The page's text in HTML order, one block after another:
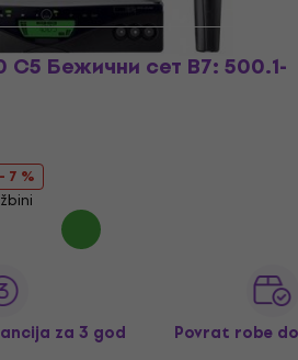
C5 Бежични сет B7: 500.1-
- 7 %
za 3 god Povrat robe